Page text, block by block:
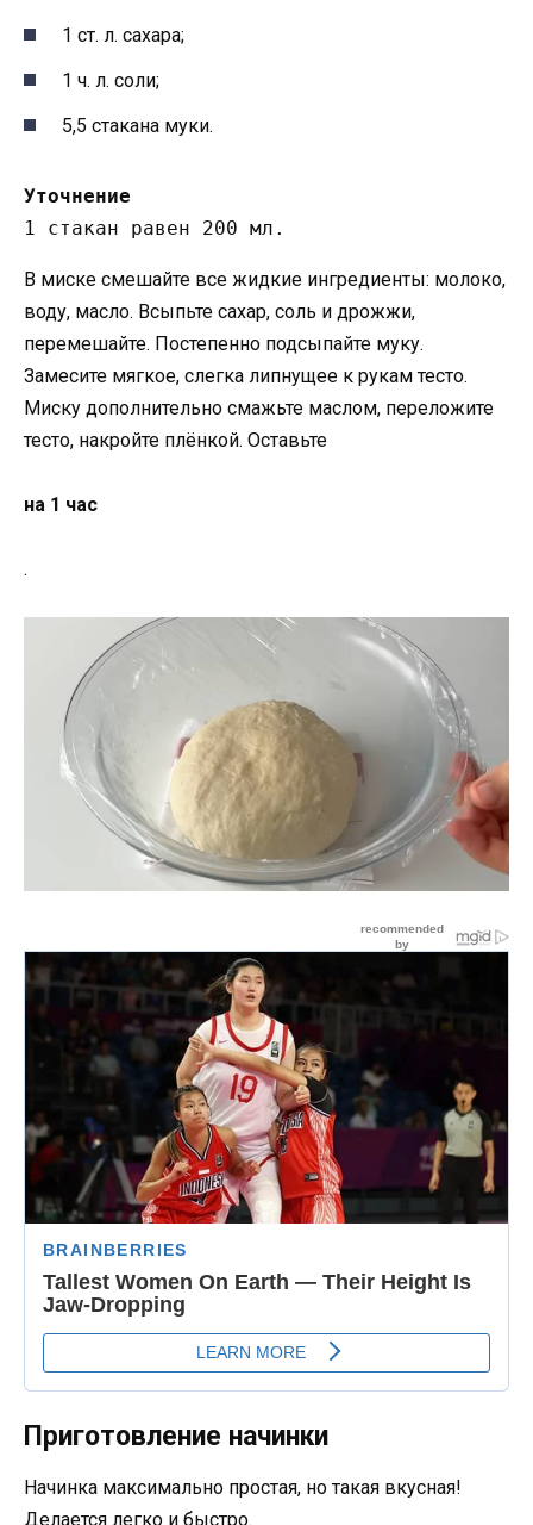
1 ст. л. сахара;
1 ч. л. соли;
5,5 стакана муки.
Уточнение
1 стакан равен 200 мл.
В миске смешайте все жидкие ингредиенты: молоко,
воду, масло. Всыпьте сахар, соль и дрожжи,
перемешайте. Постепенно подсыпайте муку.
Замесите мягкое, слегка липнущее к рукам тесто.
Миску дополнительно смажьте маслом, переложите
тесто, накройте плёнкой. Оставьте
на 1 час
.
Приготовление начинки
Начинка максимально простая, но такая вкусная!
Делается легко и быстро.